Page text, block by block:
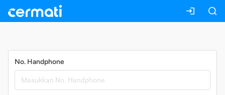
No. Handphone